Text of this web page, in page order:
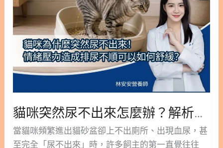
「要不要等」，你已經有判斷工具了：狗狗分齡就醫
黃金判斷表 8. 狗狗食慾不振常見問題（FAQ） Q1：
狗狗食慾不振是什麼意思？和厭食症一樣嗎？ Q2：
狗狗突然食慾不振，最常見的原因是什麼？ Q3：狗
狗食慾不振在家可以怎麼幫牠恢復食
的關節消耗特別大？4 大隱形危機解析 1.1. 高強度的
物理衝擊力 1.2. 大型犬的體重負擔 1.3. 先天基因與骨
關節弱勢 1.4. 居家平滑地板的「隱形殺手」 2. 破解
迷思：什麼是關節保養的「黃金三角」？ 2.1🔺 關鍵
一：基礎潤滑與彈性（玻尿酸、軟骨素） 2.2🔺 關鍵
二：結構修護與支撐（UC-II 非變性二型膠原蛋白）
貝、南極磷蝦油） 3.營養師總結：預防勝於治療，關
節保養從日常做起 4. 狗狗關節保健延伸閱讀 5. 狗狗
關節保健參考文獻 1. 為什麼狗狗的關節消耗特別
南
貓咪突然尿不出來怎麼辦？解析情緒壓力與排尿不順的舒緩對策
當貓咪頻繁進出貓砂盆卻上不出廁所、出現血尿，甚
至完全「尿不出來」時，許多飼主的第一直覺往往
不
出
來
辦？
情
緒
壓